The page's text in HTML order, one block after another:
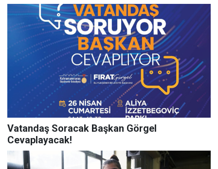
Vatandaş Soracak Başkan Görgel
Cevaplayacak!